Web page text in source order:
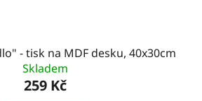
- tisk na MDF desku, 40x30cm
Skladem
259 Kč